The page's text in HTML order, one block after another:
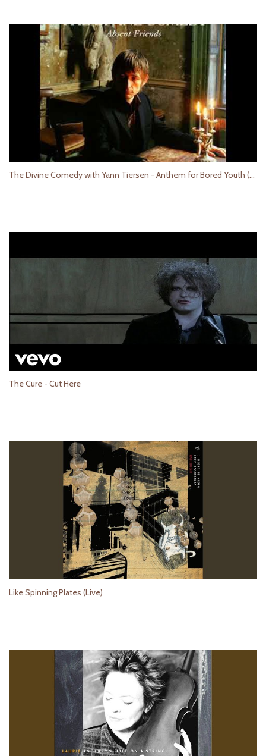
The Divine Comedy with Yann Tiersen - Anthem for Bored Youth (Original - HQ audio)
The Cure - Cut Here
Like Spinning Plates (Live)